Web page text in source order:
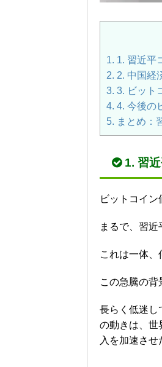
1. 1. 習近平
2. 2. 中国経
3. 3. ビット
4. 4. 今後の
5. まとめ：
1. 習
ビットコイン
まるで、習近
これは一体、
この急騰の背
長らく低迷し
の動きは、世
入を加速させ